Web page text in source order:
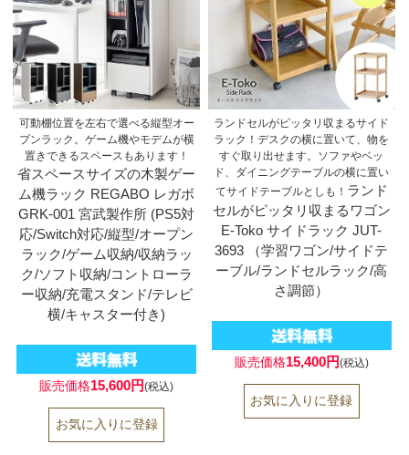
可動棚位置を左右で選べる縦型オー
プンラック。ゲーム機やモデムが横
置きできるスペースもあります！
省スペースサイズの木製ゲー
ム機ラック REGABO レガボ
GRK-001 宮武製作所 (PS5対
応/Switch対応/縦型/オープン
ラック/ゲーム収納/収納ラッ
ク/ソフト収納/コントローラ
ー収納/充電スタンド/テレビ
横/キャスター付き)
販売価格15,600円(税込)
ランドセルがピッタリ収まるサイド
ラック！デスクの横に置いて、物を
すぐ取り出せます。ソファやベッ
ド、ダイニングテーブルの横に置い
てサイドテーブルとしも！ ランド
セルがピッタリ収まるワゴン
E-Toko サイドラック JUT-
3693 （学習ワゴン/サイドテ
ーブル/ランドセルラック/高
さ調節）
販売価格15,400円(税込)